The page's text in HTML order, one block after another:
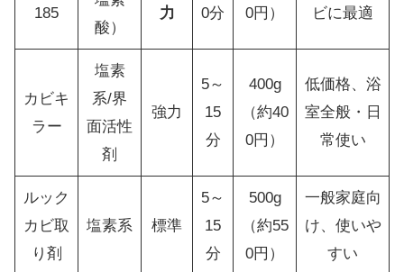
185
酸）
力
0分
0円）
ビに最適
カビキ
ラー
塩素
系/界
面活性
剤
強力
5～
15
分
400g
（約40
0円）
低価格、浴
室全般・日
常使い
ルック
カビ取
り剤
塩素系 標準
5～
15
分
500g
（約55
0円）
一般家庭向
け、使いや
すい